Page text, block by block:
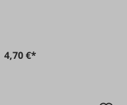
4,70 €*